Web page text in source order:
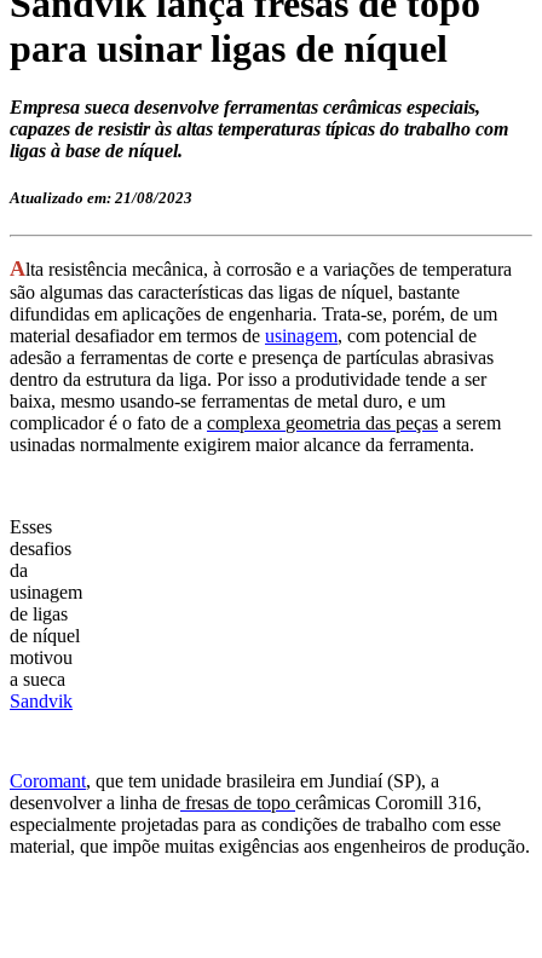
para usinar ligas de níquel
Empresa sueca desenvolve ferramentas cerâmicas especiais,
capazes de resistir às altas temperaturas típicas do trabalho com
ligas à base de níquel.
Atualizado em: 21/08/2023
Alta resistência mecânica, à corrosão e a variações de temperatura
são algumas das características das ligas de níquel, bastante
difundidas em aplicações de engenharia. Trata-se, porém, de um
material desafiador em termos de usinagem, com potencial de
adesão a ferramentas de corte e presença de partículas abrasivas
dentro da estrutura da liga. Por isso a produtividade tende a ser
baixa, mesmo usando-se ferramentas de metal duro, e um
complicador é o fato de a complexa geometria das peças a serem
usinadas normalmente exigirem maior alcance da ferramenta.
Esses
desafios
da
usinagem
de ligas
de níquel
motivou
a sueca
Sandvik
Coromant, que tem unidade brasileira em Jundiaí (SP), a
desenvolver a linha de fresas de topo cerâmicas Coromill 316,
especialmente projetadas para as condições de trabalho com esse
material, que impõe muitas exigências aos engenheiros de produção.